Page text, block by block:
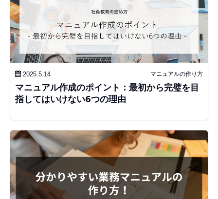
2025.5.14 マニュアルの作り方
マニュアル作成のポイント：最初から完璧を目
指してはいけない6つの理由